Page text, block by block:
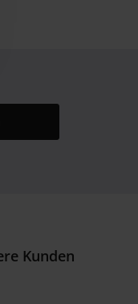
Kunden